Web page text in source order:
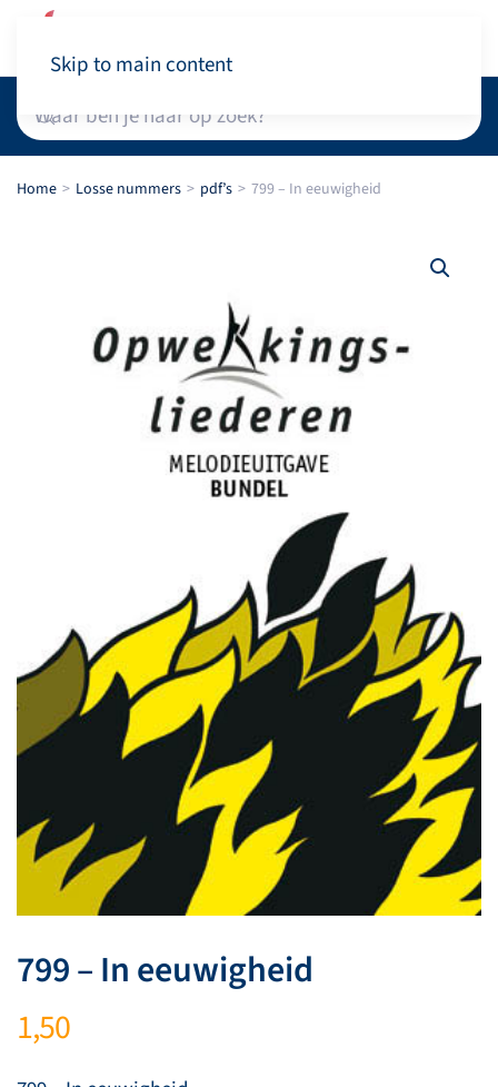
Skip to main content
Home Losse nummers pdf’s 799 – In eeuwigheid
799 – In eeuwigheid
1,50